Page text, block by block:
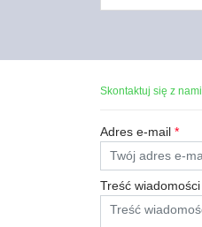
Skontaktuj się z nami
Adres e-mail *
Treść wiadomości